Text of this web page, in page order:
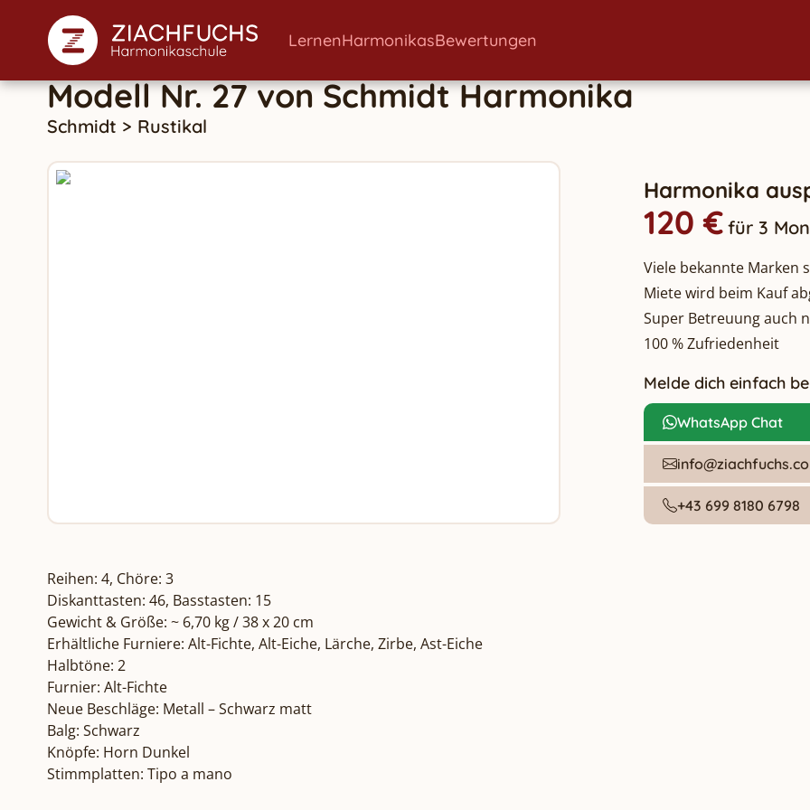
LernenHarmonikasBewertungen
Modell Nr. 27vonSchmidtHarmonika
Schmidt > Rustikal
Harmonika
120 € für 3
Viele bekannte Marken
Miete wird beim Kauf
Super Betreuung auch
100 % Zufriedenheit
Melde dich einfach
WhatsApp Chat
+43 699 8180 6798
Reihen: 4, Chöre: 3
Diskanttasten: 46, Basstasten: 15
Gewicht & Größe: ~ 6,70 kg / 38 x 20 cm
Erhältliche Furniere: Alt-Fichte, Alt-Eiche, Lärche, Zirbe, Ast-Eiche
Halbtöne: 2
Furnier: Alt-Fichte
Neue Beschläge: Metall – Schwarz matt
Balg: Schwarz
Knöpfe: Horn Dunkel
Stimmplatten: Tipo a mano